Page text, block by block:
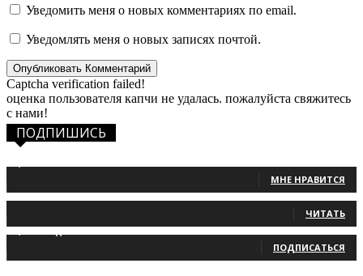
Уведомить меня о новых комментариях по email.
Уведомлять меня о новых записях почтой.
Captcha verification failed!
оценка пользователя капчи не удалась. пожалуйста свяжитесь
с нами!
ПОДПИШИСЬ
МНЕ НРАВИТСЯ
ЧИТАТЬ
ПОДПИСАТЬСЯ